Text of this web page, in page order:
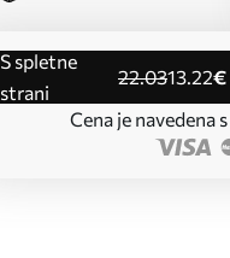
s spletne
strani
22.0313 .22€
Cena je navedena s